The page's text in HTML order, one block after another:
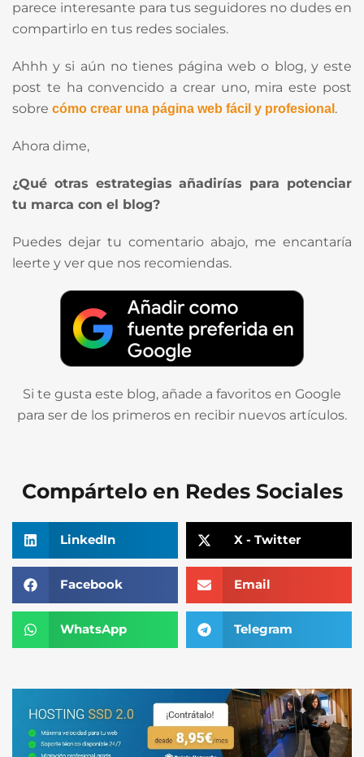
parece interesante para tus seguidores no dudes en
compartirlo en tus redes sociales.
Ahhh y si aún no tienes página web o blog, y este
post te ha convencido a crear uno, mira este post
sobre cómo crear una página web fácil y profesional .
Ahora dime,
¿Qué otras estrategias añadirías para potenciar
tu marca con el blog?
Puedes dejar tu comentario abajo, me encantaría
leerte y ver que nos recomiendas.
Si te gusta este blog, añade a favoritos en Google
para ser de los primeros en recibir nuevos artículos.
Compártelo en Redes Sociales
LinkedIn X - Twitter
Facebook Email
WhatsApp Telegram